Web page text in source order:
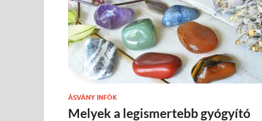
ÁSVÁNY INFÓK
Melyek a legismertebb gyógyító